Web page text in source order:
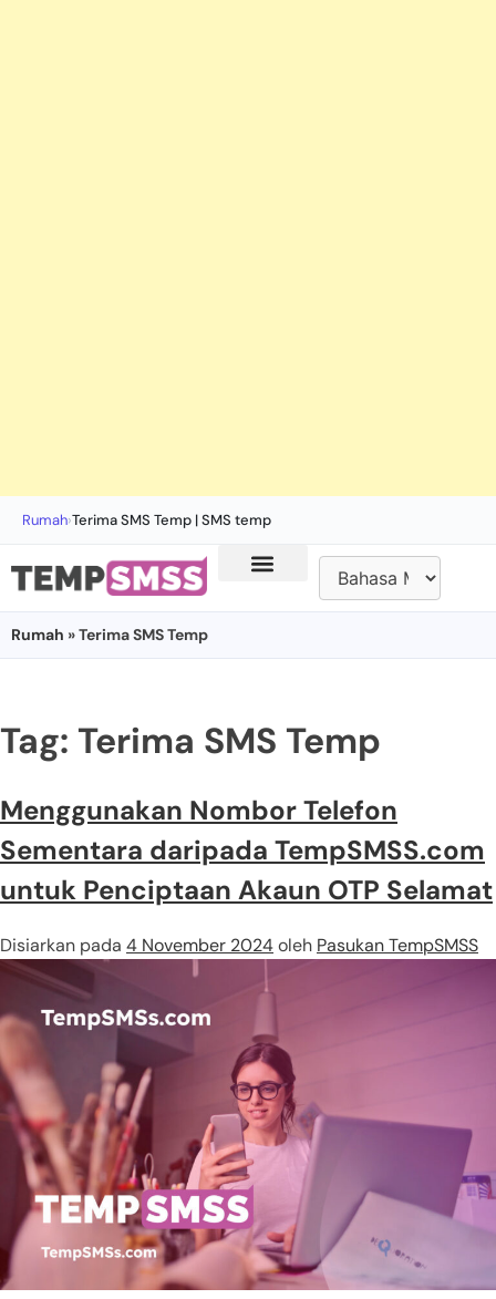
Rumah›Terima SMS Temp | SMS temp
Rumah » Terima SMS Temp
Tag: Terima SMS Temp
Menggunakan Nombor Telefon
Sementara daripada TempSMSS.com
untuk Penciptaan Akaun OTP Selamat
Disiarkan pada 4 November 2024oleh Pasukan TempSMSS